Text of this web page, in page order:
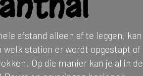
afstand alleen af te leggen, kan
station er wordt opgestapt of
Op die manier kan je al in de